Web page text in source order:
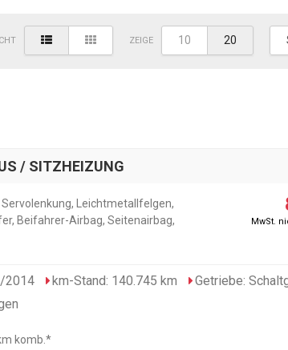
ZEIGE 10 20
/ SITZHEIZUNG
Leichtmetallfelgen,
Beifahrer-Airbag, Seitenairbag,
MwSt.
2014 km-Stand: 140.745 km
Getriebe:
komb.*